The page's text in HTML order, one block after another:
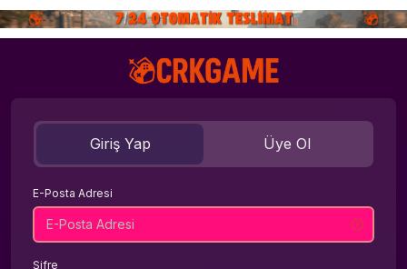
Giriş Yap Üye Ol
E-Posta Adresi
Şifre